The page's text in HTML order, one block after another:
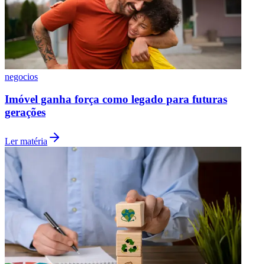
Fluminense
negocios
Imóvel ganha força como legado para futuras
gerações
Ler matéria